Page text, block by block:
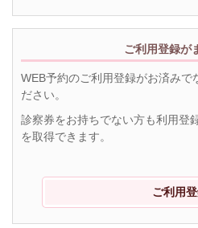
ご利用登録が
WEB予約のご利用登録がお済みで
ださい。
診察券をお持ちでない方も利用登
を取得できます。
ご利用